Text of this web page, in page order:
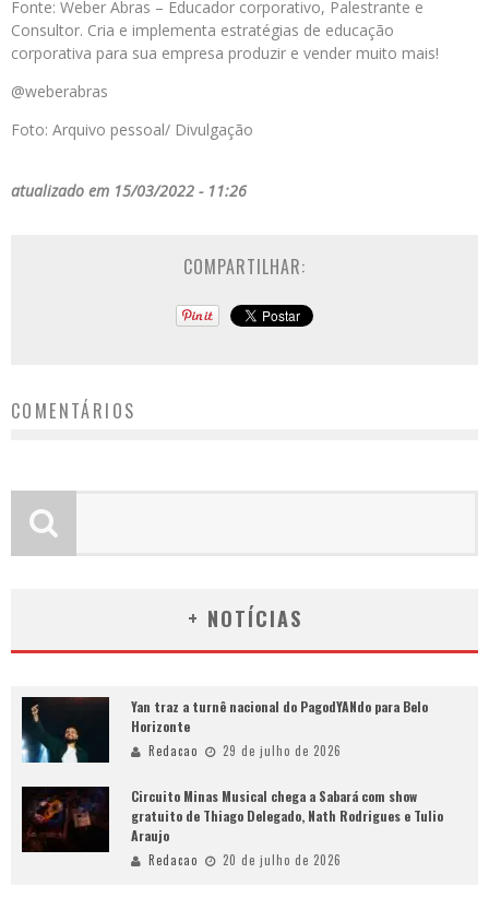
Fonte: Weber Abras – Educador corporativo, Palestrante e
Consultor. Cria e implementa estratégias de educação
corporativa para sua empresa produzir e vender muito mais!
@weberabras
Foto: Arquivo pessoal/ Divulgação
atualizado em 15/03/2022 - 11:26
COMPARTILHAR:
COMENTÁRIOS
+ NOTÍCIAS
Yan traz a turnê nacional do PagodYANdo para Belo
Horizonte
Redacao 29 de julho de 2026
Circuito Minas Musical chega a Sabará com show
gratuito de Thiago Delegado, Nath Rodrigues e Tulio
Araujo
Redacao 20 de julho de 2026